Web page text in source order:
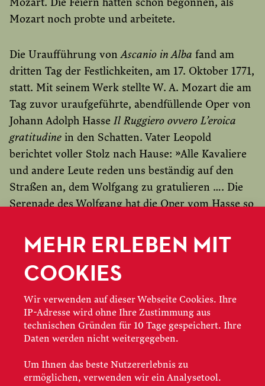
Mozart. Die Feiern hatten schon begonnen, als
Mozart noch probte und arbeitete.
Die Uraufführung vonAscanio in Alba fand am
dritten Tag der Festlichkeiten, am 17. Oktober 1771,
statt. Mit seinem Werk stellte W. A. Mozart die am
Tag zuvor uraufgeführte, abendfüllende Oper von
Johann Adolph HasseIl Ruggiero ovvero L’eroica
gratitudine in den Schatten. Vater Leopold
berichtet voller Stolz nach Hause: »Alle Kavaliere
und andere Leute reden uns beständig auf den
Straßen an, dem Wolfgang zu gratulieren …. Die
Serenade des Wolfgang hat die Oper vom Hasse so
kann. Selbst der arrivierte Komponist gibt
großzügig zu: »Dieser Knabe wird uns alle
vergessen machen.«
PLAY, AUGEN ZU
UND OPER!
MEHR ERLEBEN MIT
COOKIES
Wir verwenden auf dieser Webseite Cookies. Ihre
IP-Adresse wird ohne Ihre Zustimmung aus
technischen Gründen für 10 Tage gespeichert. Ihre
Daten werden nicht weitergegeben.
Um Ihnen das beste Nutzererlebnis zu
ermöglichen, verwenden wir ein Analysetool.